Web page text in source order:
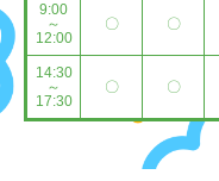
9:00
～
12:00
〇 〇
14:30
～
17:30
〇 〇